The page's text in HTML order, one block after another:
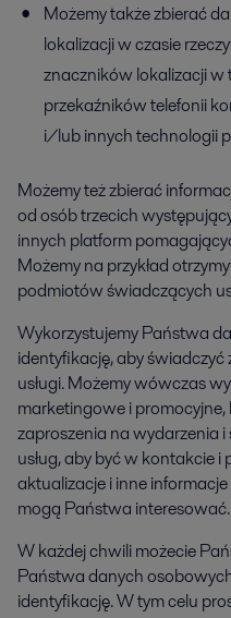
Możemy także zbierać
lokalizacji w czasie
znaczników lokalizacji w
przekaźników telefonii
i/lub innych technologii
Możemy też zbierać
od osób trzecich
innych platform
Możemy na przykład
podmiotów świadczących
Wykorzystujemy Państwa
identyfikację, aby
usługi. Możemy wówczas
marketingowe i
zaproszenia na wydarzenia
usług, aby być w kontakcie
aktualizacje i inne
mogą Państwa interesować.
W każdej chwili możecie
Państwa danych
identyfikację. W tym celu